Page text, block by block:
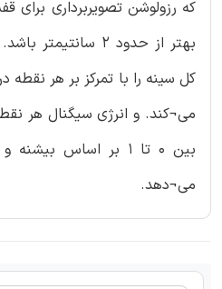
که رزولوشن تصویربرداری برای
بهتر از حدود 2
می¬کند. و انرژی سیگنال هر
بین 0 تا 1 بر اساس
می¬دهد.